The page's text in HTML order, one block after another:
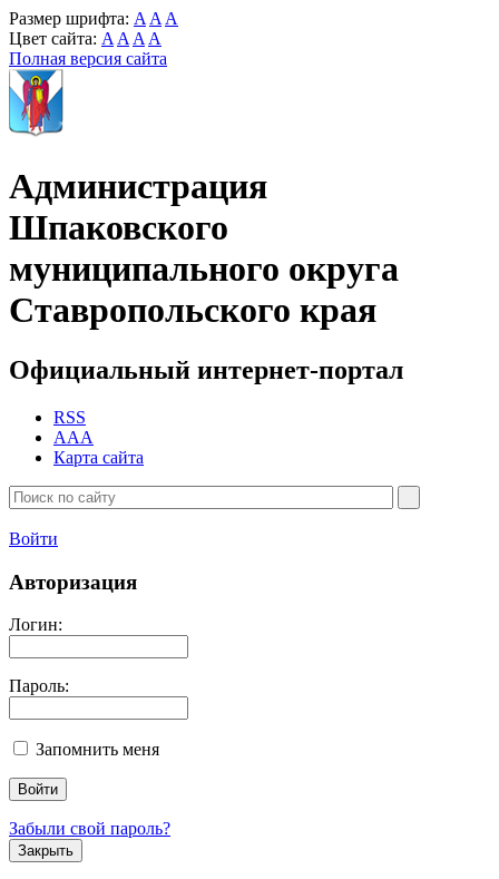
Размер шрифта: A A A
Цвет сайта: A A A A
Полная версия сайта
Администрация
Шпаковского
муниципального округа
Ставропольского края
Официальный интернет-портал
RSS
AAA
Карта сайта
Войти
Авторизация
Логин:
Пароль:
Запомнить меня
Забыли свой пароль?
Закрыть